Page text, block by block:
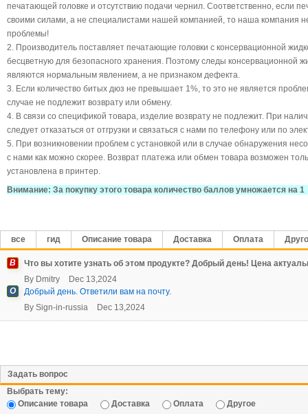
печатающей головке и отсутствию подачи чернил. Соответственно, если
своими силами, а не специалистами нашей компанией, то наша компания
проблемы!
2. Производитель поставляет печатающие головки с консервационной
бесцветную для безопасного хранения. Поэтому следы консервационной
являются нормальным явлением, а не признаком дефекта.
3. Если количество битых дюз не превышает 1%, то это не является
случае не подлежит возврату или обмену.
4. В связи со спецификой товара, изделие возврату не подлежит. При
следует отказаться от отгрузки и связаться с нами по телефону или по
5. При возникновении проблем с установкой или в случае обнаружения
с нами как можно скорее. Возврат платежа или обмен товара возможен
установлена в принтер.
Внимание: За покупку этого товара количество баллов умножается на 1
все гид Описание товара Доставка Оплата
В
Что вы хотите узнать об этом продукте? Добрый день! Цена
By Dmitry
Dec 13,2024
О
Добрый день. Ответили вам на почту.
By Sign-in-russia Dec 13,2024
Задать вопрос
Выбрать тему:
Описание товара
Доставка Оплата Другое